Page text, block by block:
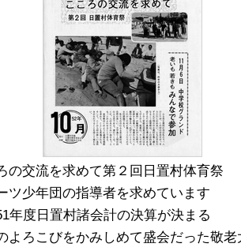
の交流を求めて第２回日置村体育祭
ツ少年団の指導者を求めています
年度日置村諸会計の決算が決まる
よろこびをかみしめて盛会だった敬老